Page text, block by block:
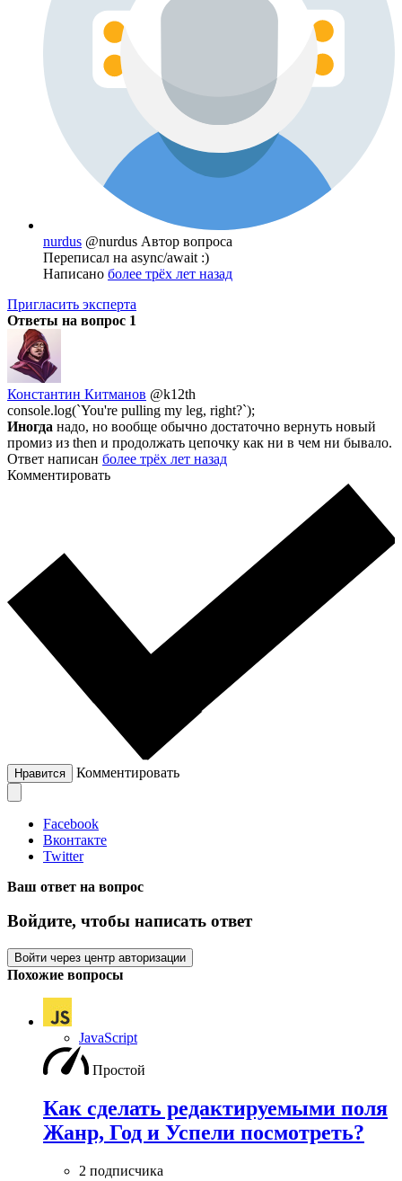
nurdus @nurdus Автор вопроса
Переписал на async/await :)
Написано более трёх лет назад
Пригласить эксперта
Ответы на вопрос 1
Константин Китманов @k12th
console.log(`You're pulling my leg, right?`);
Иногда надо, но вообще обычно достаточно вернуть новый
промиз из then и продолжать цепочку как ни в чем ни бывало.
Ответ написан более трёх лет назад
Комментировать
Нравится Комментировать
Facebook
Вконтакте
Twitter
Ваш ответ на вопрос
Войдите, чтобы написать ответ
Войти через центр авторизации
Похожие вопросы
JavaScript
Простой
Как сделать редактируемыми поля
Жанр, Год и Успели посмотреть?
2 подписчика